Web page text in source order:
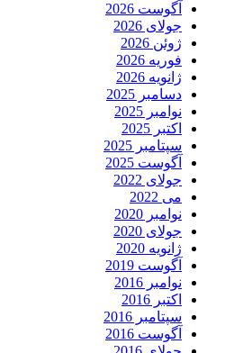
آگوست 2026
جولای 2026
ژوئن 2026
فوریه 2026
ژانویه 2026
دسامبر 2025
نوامبر 2025
اکتبر 2025
سپتامبر 2025
آگوست 2025
جولای 2022
می 2022
نوامبر 2020
جولای 2020
ژانویه 2020
آگوست 2019
نوامبر 2016
اکتبر 2016
سپتامبر 2016
آگوست 2016